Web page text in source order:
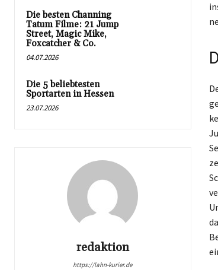
Die besten Channing
Tatum Filme: 21 Jump
Street, Magic Mike,
Foxcatcher & Co.
04.07.2026
Die 5 beliebtesten
Sportarten in Hessen
23.07.2026
redaktion
https://lahn-kurier.de